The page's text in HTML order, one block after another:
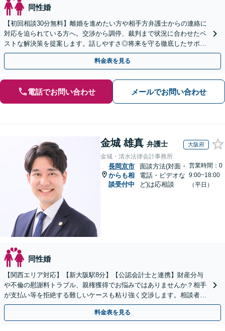
同性婚
【初回相談30分無料】離婚を進めたい方や相手方弁護士からの連絡に
対応を迫られている方へ。交渉から調停、裁判まで状況に合わせたベ
ストな解決策を提案します。話しやすさ◎将来を守る徹底したサポー
トをいたします【滋賀県・大阪府・京都府対応】
料金表を見る
電話でお問い合わせ メールでお問い合わせ
金城 雄真 弁護士 大阪府
金城・清水法律会計事務所
長岡京市
からも相
談受付中
面談方法(対面・
電話・ビデオな
ど)は応相談
営業時間：0
9:00~18:00
（平日）
同性婚
【関西エリア対応】【新大阪駅8分】【公認会計士と連携】財産分与
や不倫の慰謝料トラブル、親権獲得でお悩みではありませんか？相手
が支払い等を拒絶する難しいケースも粘り強く交渉します。相談者の
お気持ちに寄り添い、最後まで徹底サポート！
料金表を見る